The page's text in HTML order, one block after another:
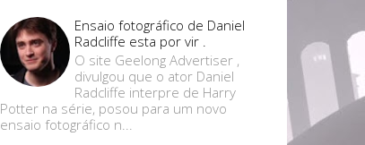
Ensaio fotográfico de Daniel
Radcliffe esta por vir .
O site Geelong Advertiser ,
divulgou que o ator Daniel
Radcliffe interpre de Harry
Potter na série, posou para um novo
ensaio fotográfico n...